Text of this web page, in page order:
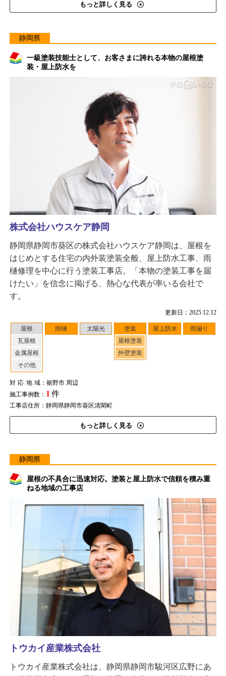
もっと詳しく見る
静岡県
一級塗装技能士として、お客さまに誇れる本物の屋根塗
装・屋上防水を
更新日：2025.12.12
屋根
瓦屋根
金属屋根
その他
雨樋 太陽光
塗装
屋根塗装
外壁塗装
屋上防水 雨漏り
対応地域：裾野市 周辺
施工事例数： 1 件
工事店住所：静岡県静岡市葵区清閑町
もっと詳しく見る
株式会社ハウスケア静岡
静岡県静岡市葵区の株式会社ハウスケア静岡は、屋根を
はじめとする住宅の内外装塗装全般、屋上防水工事、雨
樋修理を中心に行う塗装工事店。「本物の塗装工事を届
けたい」を信念に掲げる、熱心な代表が率いる会社で
す。
静岡県
屋根の不具合に迅速対応。塗装と屋上防水で信頼を積み重
ねる地域の工事店
トウカイ産業株式会社
トウカイ産業株式会社は、静岡県静岡市駿河区広野にあ